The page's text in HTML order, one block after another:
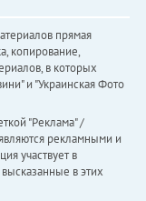
прямая
копирование,
в которых
и "Украинская Фото
"Реклама" /
рекламными и
участвует в
в этих